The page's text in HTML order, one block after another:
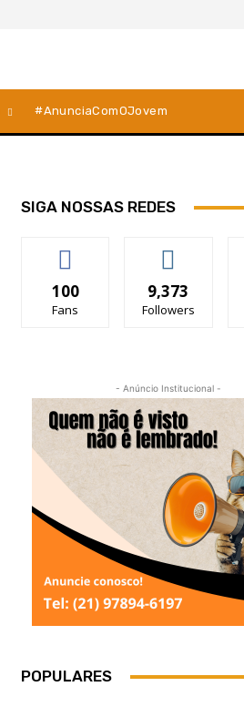
#AnunciaComOJovem
SIGA NOSSAS REDES
100
Fans
9,373
Followers
- Anúncio Institucional -
POPULARES